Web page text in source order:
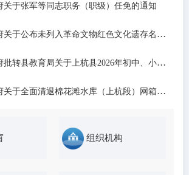
关于张军等同志职务（职级）任免的通知
上杭县人民政府关于公布未列入革命文物红色文化遗存名录的通告
上杭县人民政府批转县教育局关于上杭县2026年初中、小学和城区公办幼儿园招生工作意...
上杭县人民政府关于全面清退棉花滩水库（上杭段）网箱养殖的通告
组织机构